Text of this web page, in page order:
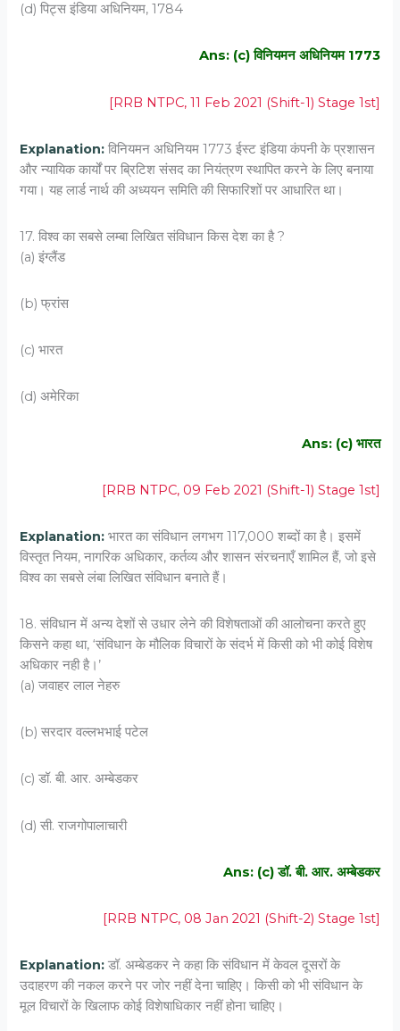
(d) पिट्स इंडिया अधिनियम, 1784
Ans: (c) विनियमन अधिनियम 1773
[RRB NTPC, 11 Feb 2021 (Shift-1) Stage 1st]
Explanation: विनियमन अधिनियम 1773 ईस्ट इंडिया कंपनी के प्रशासन
और न्यायिक कार्यों पर ब्रिटिश संसद का नियंत्रण स्थापित करने के लिए बनाया
गया। यह लार्ड नार्थ की अध्ययन समिति की सिफारिशों पर आधारित था।
17. विश्व का सबसे लम्बा लिखित संविधान किस देश का है ?
(a) इंग्लैंड
(b) फ्रांस
(c) भारत
(d) अमेरिका
Ans: (c) भारत
[RRB NTPC, 09 Feb 2021 (Shift-1) Stage 1st]
Explanation:भारत का संविधान लगभग 117,000 शब्दों का है। इसमें
विस्तृत नियम, नागरिक अधिकार, कर्तव्य और शासन संरचनाएँ शामिल हैं, जो इसे
विश्व का सबसे लंबा लिखित संविधान बनाते हैं।
18. संविधान में अन्य देशों से उधार लेने की विशेषताओं की आलोचना करते हुए
किसने कहा था, ‘संविधान के मौलिक विचारों के संदर्भ में किसी को भी कोई विशेष
अधिकार नही है।’
(a) जवाहर लाल नेहरु
(b) सरदार वल्लभभाई पटेल
(c) डॉ. बी. आर. अम्बेडकर
(d) सी. राजगोपालाचारी
Ans: (c) डॉ. बी. आर. अम्बेडकर
[RRB NTPC, 08 Jan 2021 (Shift-2) Stage 1st]
Explanation:डॉ. अम्बेडकर ने कहा कि संविधान में केवल दूसरों के
उदाहरण की नकल करने पर जोर नहीं देना चाहिए। किसी को भी संविधान के
मूल विचारों के खिलाफ कोई विशेषाधिकार नहीं होना चाहिए।